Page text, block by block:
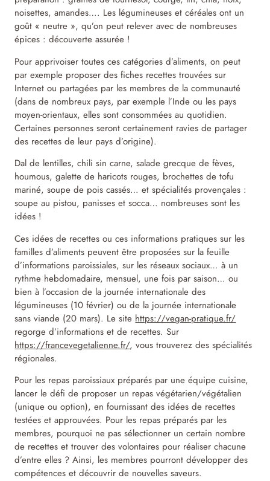
noisettes, amandes…. Les légumineuses et céréales ont un
goût « neutre », qu’on peut relever avec de nombreuses
épices : découverte assurée !
Pour apprivoiser toutes ces catégories d’aliments, on peut
par exemple proposer des fiches recettes trouvées sur
Internet ou partagées par les membres de la communauté
(dans de nombreux pays, par exemple l’Inde ou les pays
moyen-orientaux, elles sont consommées au quotidien.
Certaines personnes seront certainement ravies de partager
des recettes de leur pays d’origine).
Dal de lentilles, chili sin carne, salade grecque de fèves,
houmous, galette de haricots rouges, brochettes de tofu
mariné, soupe de pois cassés… et spécialités provençales :
soupe au pistou, panisses et socca… nombreuses sont les
idées !
Ces idées de recettes ou ces informations pratiques sur les
familles d’aliments peuvent être proposées sur la feuille
d’informations paroissiales, sur les réseaux sociaux… à un
rythme hebdomadaire, mensuel, une fois par saison… ou
bien à l’occasion de la journée internationale des
légumineuses (10 février) ou de la journée internationale
sans viande (20 mars). Le site https://vegan-pratique.fr/
regorge d’informations et de recettes. Sur
https://francevegetalienne.fr/, vous trouverez des spécialités
régionales.
Pour les repas paroissiaux préparés par une équipe cuisine,
lancer le défi de proposer un repas végétarien/végétalien
(unique ou option), en fournissant des idées de recettes
testées et approuvées. Pour les repas préparés par les
membres, pourquoi ne pas sélectionner un certain nombre
de recettes et trouver des volontaires pour réaliser chacune
d’entre elles ? Ainsi, les membres pourront développer des
compétences et découvrir de nouvelles saveurs.